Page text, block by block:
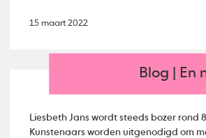
15 maart 2022
Blog | En
Liesbeth Jans wordt steeds bozer rond
Kunstenaars worden uitgenodigd om